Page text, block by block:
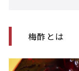
梅酢とは